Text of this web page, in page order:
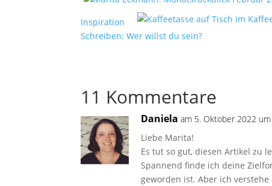
Inspiration
Schreiben: Wer willst du sein?
11 Kommentare
Daniela am 5. Oktober 2022
Liebe Marita!
Es tut so gut, diesen Artikel zu
Spannend finde ich deine
geworden ist. Aber ich